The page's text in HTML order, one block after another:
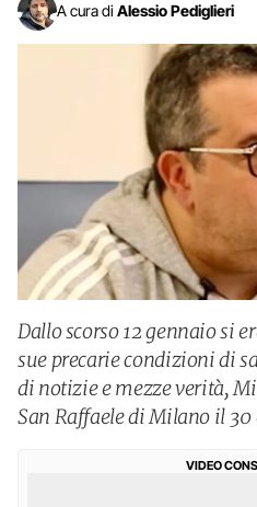
A cura di Alessio Pediglieri
Dallo scorso 12 gennaio si
sue precarie condizioni di
di notizie e mezze verità,
San Raffaele di Milano il 30
VIDEO